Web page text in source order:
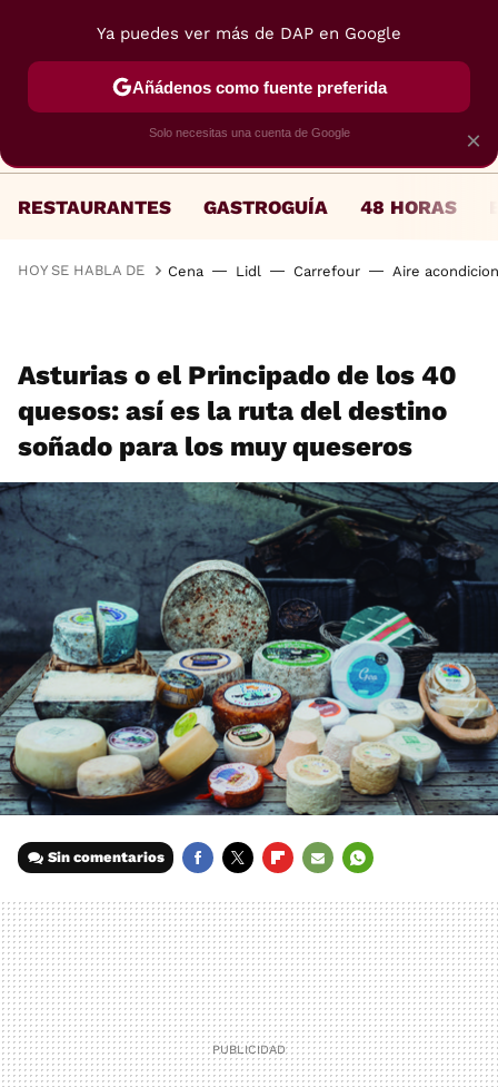
RESTAURANTES GASTROGUÍA 48 HORAS
HOY SE HABLA DE Cena Lidl Carrefour Aire
Asturias o el Principado de los 40
quesos: así es la ruta del destino
soñado para los muy queseros
Sin comentarios
MAIL
×
Ya puedes ver más de DAP en Google
Añádenos como fuente preferida
Solo necesitas una cuenta de Google